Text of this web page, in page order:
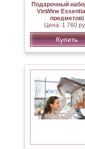
Подарочный
VinWine
предметов)
Цена: 1 760
Купить